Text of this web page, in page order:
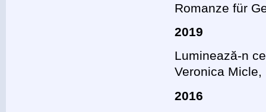
Romanze für
2019
Luminează-n
Veronica
2016